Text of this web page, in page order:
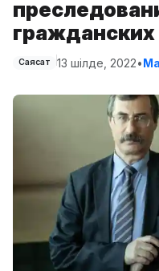
гражданских
Саясат 13 шілде, 2022•